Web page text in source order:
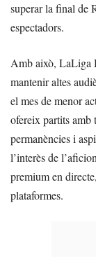
superar la final de
espectadors.
Amb això, LaLiga
mantenir altes
el mes de menor
ofereix partits amb
permanències i
l’interès de
premium en
plataformes.